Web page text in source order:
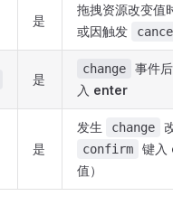
是
拖拽资源改变值
或因触发
是
change
事件
入 enter
是
发生 change
confirm 键入
值）